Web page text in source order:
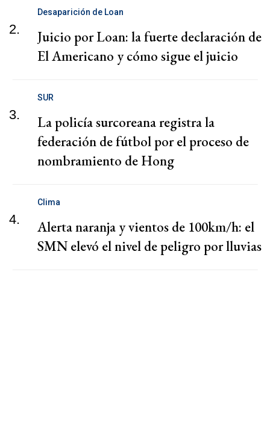
2.
Desaparición de Loan
Juicio por Loan: la fuerte declaración de
El Americano y cómo sigue el juicio
3.
SUR
La policía surcoreana registra la
federación de fútbol por el proceso de
nombramiento de Hong
4.
Clima
Alerta naranja y vientos de 100km/h: el
SMN elevó el nivel de peligro por lluvias